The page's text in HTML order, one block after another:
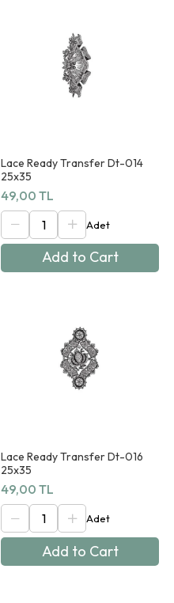
Lace Ready Transfer Dt-014
25x35
49,00 TL
Add to Cart
Lace Ready Transfer Dt-016
25x35
49,00 TL
Add to Cart